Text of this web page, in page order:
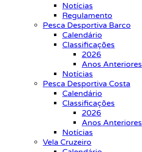
Notícias
Regulamento
Pesca Desportiva Barco
Calendário
Classificações
2026
Anos Anteriores
Notícias
Pesca Desportiva Costa
Calendário
Classificações
2026
Anos Anteriores
Notícias
Vela Cruzeiro